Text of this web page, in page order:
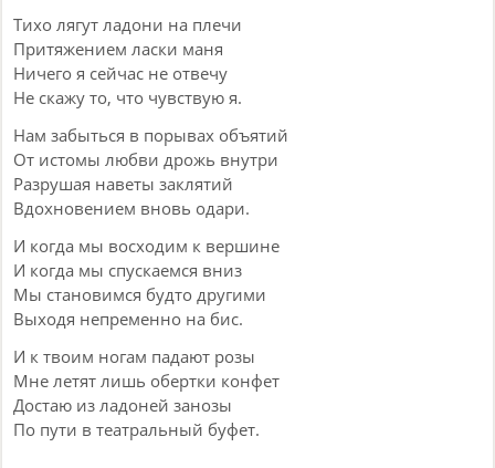
Тихо лягут ладони на плечи
Притяжением ласки маня
Ничего я сейчас не отвечу
Не скажу то, что чувствую я.
Нам забыться в порывах объятий
От истомы любви дрожь внутри
Разрушая наветы заклятий
Вдохновением вновь одари.
И когда мы восходим к вершине
И когда мы спускаемся вниз
Мы становимся будто другими
Выходя непременно на бис.
И к твоим ногам падают розы
Мне летят лишь обертки конфет
Достаю из ладоней занозы
По пути в театральный буфет.